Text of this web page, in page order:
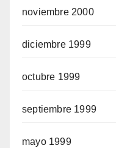
noviembre 2000
diciembre 1999
octubre 1999
septiembre 1999
mayo 1999